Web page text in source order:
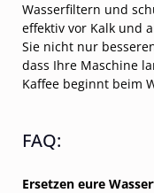
Wasserfiltern und
effektiv vor Kalk und
Sie nicht nur
dass Ihre Maschine
Kaffee beginnt beim
FAQ:
Ersetzen eure